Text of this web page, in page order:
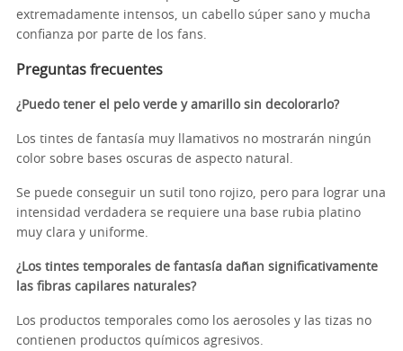
extremadamente intensos, un cabello súper sano y mucha
confianza por parte de los fans.
Preguntas frecuentes
¿Puedo tener el pelo verde y amarillo sin decolorarlo?
Los tintes de fantasía muy llamativos no mostrarán ningún
color sobre bases oscuras de aspecto natural.
Se puede conseguir un sutil tono rojizo, pero para lograr una
intensidad verdadera se requiere una base rubia platino
muy clara y uniforme.
¿Los tintes temporales de fantasía dañan significativamente
las fibras capilares naturales?
Los productos temporales como los aerosoles y las tizas no
contienen productos químicos agresivos.